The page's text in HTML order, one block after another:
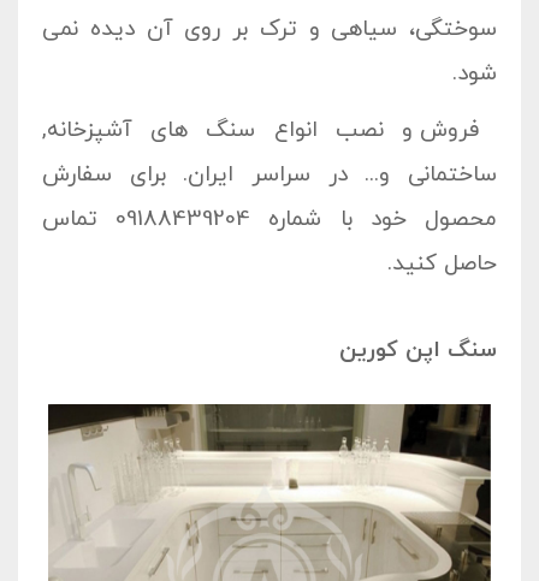
سوختگی، سیاهی و ترک بر روی آن دیده نمی
شود.
فروش و نصب انواع سنگ های آشپزخانه,
ساختمانی و... در سراسر ایران. برای سفارش
محصول خود با شماره 09188439204 تماس
حاصل کنید.
سنگ اپن کورین